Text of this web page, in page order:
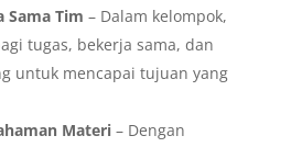
Sama Tim – Dalam kelompok,
tugas, bekerja sama, dan
untuk mencapai tujuan yang
Materi– Dengan